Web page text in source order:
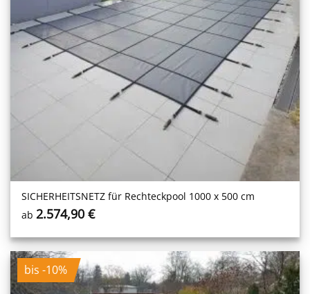
SICHERHEITS­NETZ für Rechteckpool 1000 x 500 cm
ab 2.574,90€
bis -10%